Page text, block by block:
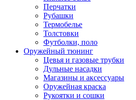
Перчатки
Рубашки
Термобелье
Толстовки
Футболки, поло
Оружейный тюнинг
Цевья и газовые трубки
Дульные насадки
Магазины и аксессуары
Оружейная краска
Рукоятки и сошки